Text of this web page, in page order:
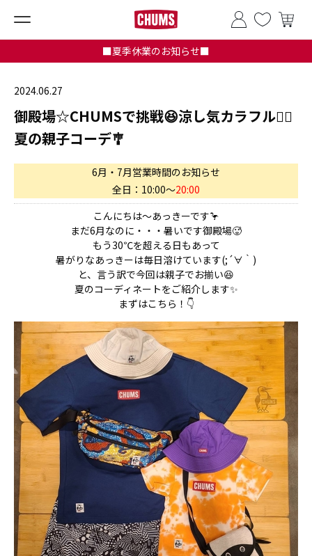
■夏季休業のお知らせ■
2024.06.27
御殿場☆CHUMSで挑戦😆涼し気カラフル🏳️‍🌈
夏の親子コーデ🎐
6月・7月営業時間のお知らせ
全日：10:00～20:00
こんにちは～あっきーです🦩
まだ6月なのに・・・暑いです御殿場🥵
もう30℃を超える日もあって
暑がりなあっきーは毎日溶けています(;´∀｀)
と、言う訳で今回は親子でお揃い😆
夏のコーディネートをご紹介します✨
まずはこちら！👇